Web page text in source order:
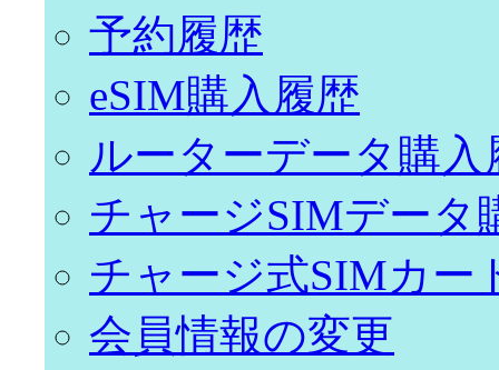
予約履歴
eSIM購入履歴
ルーターデータ購入
チャージSIMデータ
チャージ式SIMカー
会員情報の変更